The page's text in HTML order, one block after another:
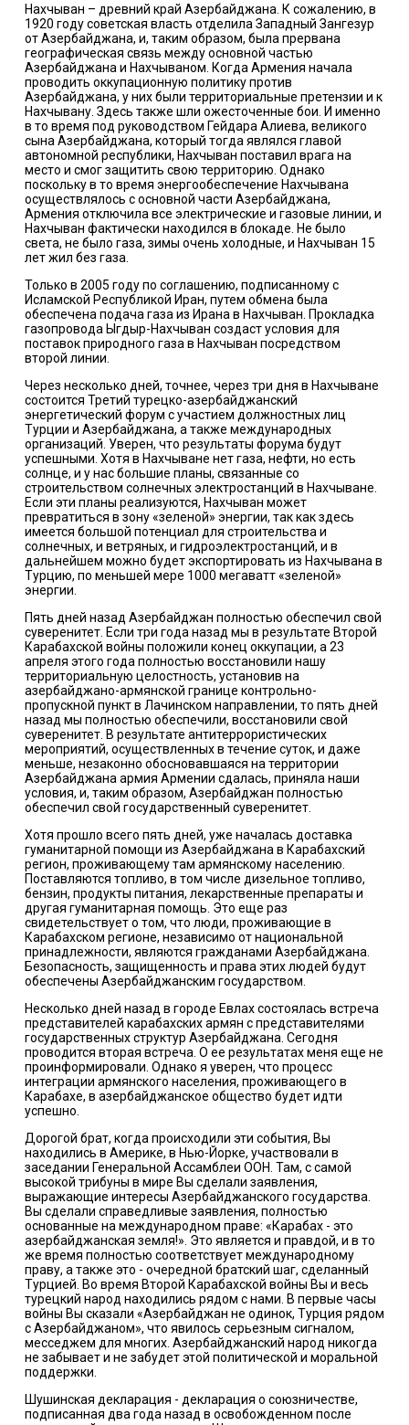
Нахчыван – древний край Азербайджана. К сожалению, в
1920 году советская власть отделила Западный Зангезур
от Азербайджана, и, таким образом, была прервана
географическая связь между основной частью
Азербайджана и Нахчываном. Когда Армения начала
проводить оккупационную политику против
Азербайджана, у них были территориальные претензии и к
Нахчывану. Здесь также шли ожесточенные бои. И именно
в то время под руководством Гейдара Алиева, великого
сына Азербайджана, который тогда являлся главой
автономной республики, Нахчыван поставил врага на
место и смог защитить свою территорию. Однако
поскольку в то время энергообеспечение Нахчывана
осуществлялось с основной части Азербайджана,
Армения отключила все электрические и газовые линии, и
Нахчыван фактически находился в блокаде. Не было
света, не было газа, зимы очень холодные, и Нахчыван 15
лет жил без газа.
Только в 2005 году по соглашению, подписанному с
Исламской Республикой Иран, путем обмена была
обеспечена подача газа из Ирана в Нахчыван. Прокладка
газопровода Ыгдыр-Нахчыван создаст условия для
поставок природного газа в Нахчыван посредством
второй линии.
Через несколько дней, точнее, через три дня в Нахчыване
состоится Третий турецко-азербайджанский
энергетический форум с участием должностных лиц
Турции и Азербайджана, а также международных
организаций. Уверен, что результаты форума будут
успешными. Хотя в Нахчыване нет газа, нефти, но есть
солнце, и у нас большие планы, связанные со
строительством солнечных электростанций в Нахчыване.
Если эти планы реализуются, Нахчыван может
превратиться в зону «зеленой» энергии, так как здесь
имеется большой потенциал для строительства и
солнечных, и ветряных, и гидроэлектростанций, и в
дальнейшем можно будет экспортировать из Нахчывана в
Турцию, по меньшей мере 1000 мегаватт «зеленой»
энергии.
Пять дней назад Азербайджан полностью обеспечил свой
суверенитет. Если три года назад мы в результате Второй
Карабахской войны положили конец оккупации, а 23
апреля этого года полностью восстановили нашу
территориальную целостность, установив на
азербайджано-армянской границе контрольно-
пропускной пункт в Лачинском направлении, то пять дней
назад мы полностью обеспечили, восстановили свой
суверенитет. В результате антитеррористических
мероприятий, осуществленных в течение суток, и даже
меньше, незаконно обосновавшаяся на территории
Азербайджана армия Армении сдалась, приняла наши
условия, и, таким образом, Азербайджан полностью
обеспечил свой государственный суверенитет.
Хотя прошло всего пять дней, уже началась доставка
гуманитарной помощи из Азербайджана в Карабахский
регион, проживающему там армянскому населению.
Поставляются топливо, в том числе дизельное топливо,
бензин, продукты питания, лекарственные препараты и
другая гуманитарная помощь. Это еще раз
свидетельствует о том, что люди, проживающие в
Карабахском регионе, независимо от национальной
принадлежности, являются гражданами Азербайджана.
Безопасность, защищенность и права этих людей будут
обеспечены Азербайджанским государством.
Несколько дней назад в городе Евлах состоялась встреча
представителей карабахских армян с представителями
государственных структур Азербайджана. Сегодня
проводится вторая встреча. О ее результатах меня еще не
проинформировали. Однако я уверен, что процесс
интеграции армянского населения, проживающего в
Карабахе, в азербайджанское общество будет идти
успешно.
Дорогой брат, когда происходили эти события, Вы
находились в Америке, в Нью-Йорке, участвовали в
заседании Генеральной Ассамблеи ООН. Там, с самой
высокой трибуны в мире Вы сделали заявления,
выражающие интересы Азербайджанского государства.
Вы сделали справедливые заявления, полностью
основанные на международном праве: «Карабах - это
азербайджанская земля!». Это является и правдой, и в то
же время полностью соответствует международному
праву, а также это - очередной братский шаг, сделанный
Турцией. Во время Второй Карабахской войны Вы и весь
турецкий народ находились рядом с нами. В первые часы
войны Вы сказали «Азербайджан не одинок, Турция рядом
с Азербайджаном», что явилось серьезным сигналом,
месседжем для многих. Азербайджанский народ никогда
не забывает и не забудет этой политической и моральной
поддержки.
Шушинская декларация - декларация о союзничестве,
подписанная два года назад в освобожденном после